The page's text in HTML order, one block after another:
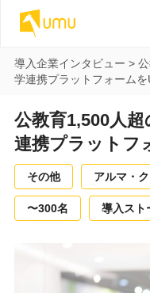
導入企業インタビュー >
学連携プラットフォーム
公教育1,500人
連携プラットフ
その他 アルマ・
〜300名 導入スト